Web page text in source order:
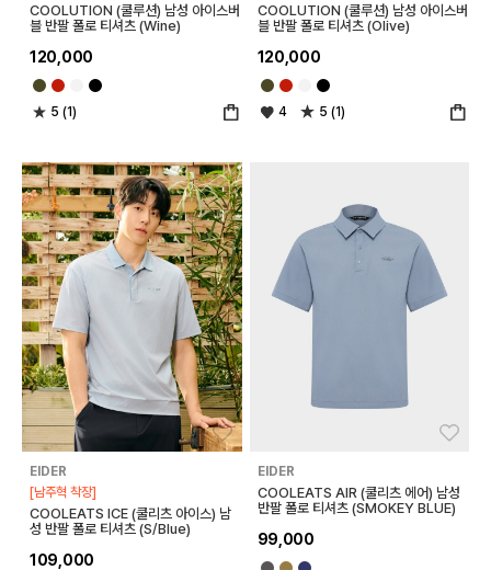
COOLUTION (쿨루션) 남성 아이스버
블 반팔 폴로 티셔츠 (Wine)
120,000
5 (1)
COOLUTION (쿨루션) 남성 아이스버
블 반팔 폴로 티셔츠 (Olive)
120,000
4 5 (1)
좋아요
EIDER
[남주혁 착장]
COOLEATS ICE (쿨리츠 아이스) 남
성 반팔 폴로 티셔츠 (S/Blue)
109,000
EIDER
COOLEATS AIR (쿨리츠 에어) 남성
반팔 폴로 티셔츠 (SMOKEY BLUE)
99,000